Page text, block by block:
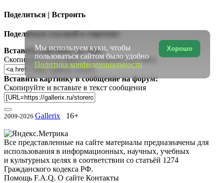
Поделиться | Встроить
Поделиться ссылкой в соцсетях:
Вставить картинку на сайт:
Скопируйте и вставьте в исходный код сайта
Вставить картинку в сообщение на форум:
Скопируйте и вставьте в текст сообщения
2009-2026 Gallerix 16+
Все представленные на сайте материалы предназначены для
использования в информационных, научных, учебных
и культурных целях в соответствии со статьёй 1274
Гражданского кодекса РФ.
Помощь F.A.Q. О сайте Контакты
Хорошо
Мы используем куки, чтобы
пользоваться сайтом было удобно
Политика конфиденциальности